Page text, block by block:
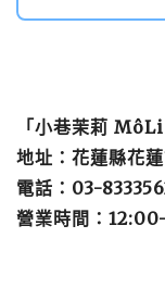
「小巷茉莉 MôLi
地址：花蓮縣花
電話：03-
營業時間：